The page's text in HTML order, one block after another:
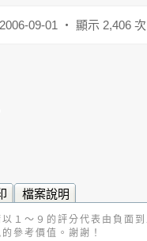
09-01 ‧ 顯示 2,406
檔案說明
以１～９的評分代表由負面
的參考價值。謝謝！